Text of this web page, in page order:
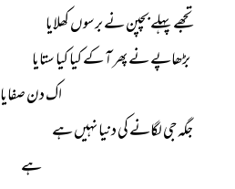
تجھے پہلے بچپن نے برسوں کھلایا
بڑھاپے نے پھر آ کے کیا کیا
اک دن صفایا
جگہ جی لگانے کی دنیا نہیں ہے
ہے